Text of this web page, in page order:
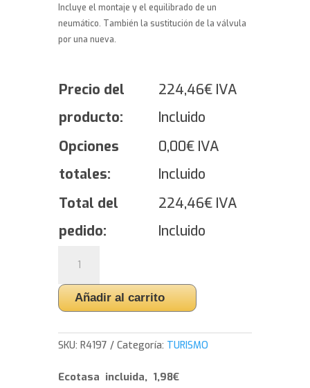
Incluye el montaje y el equilibrado de un
neumático. También la sustitución de la válvula
por una nueva.
Precio del
producto:
224,46€ IVA
Incluido
Opciones
totales:
0,00€ IVA
Incluido
Total del
pedido:
224,46€ IVA
Incluido
ADVAN
Sport
V105
285/35/20
104
cantidad
Añadir al carrito
SKU:R4197 Categoría: TURISMO
Ecotasa incluida, 1,98€